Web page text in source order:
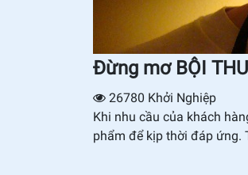
Đừng mơ BỘI
26780 Khởi Nghiệp
Khi nhu cầu của khách
phẩm để kịp thời đáp ứng.